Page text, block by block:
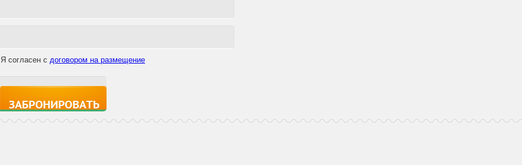
Я согласен с договором на размещение